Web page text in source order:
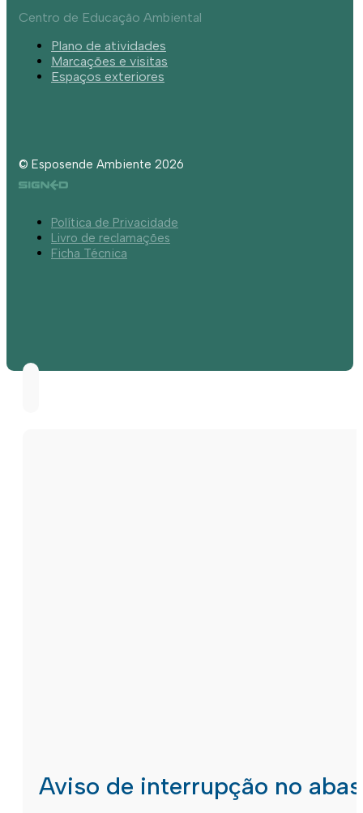
Centro de Educação Ambiental
Plano de atividades
Marcações e visitas
Espaços exteriores
© Esposende Ambiente 2026
Política de Privacidade
Livro de reclamações
Ficha Técnica
Aviso de interrupção no